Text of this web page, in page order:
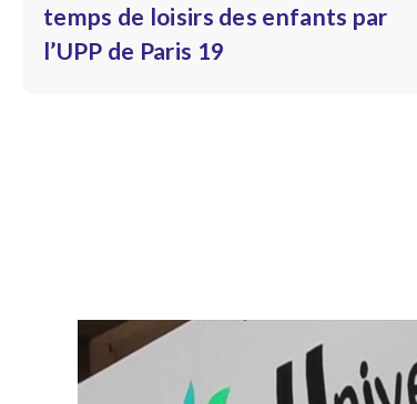
temps de loisirs des enfants par
l’UPP de Paris 19